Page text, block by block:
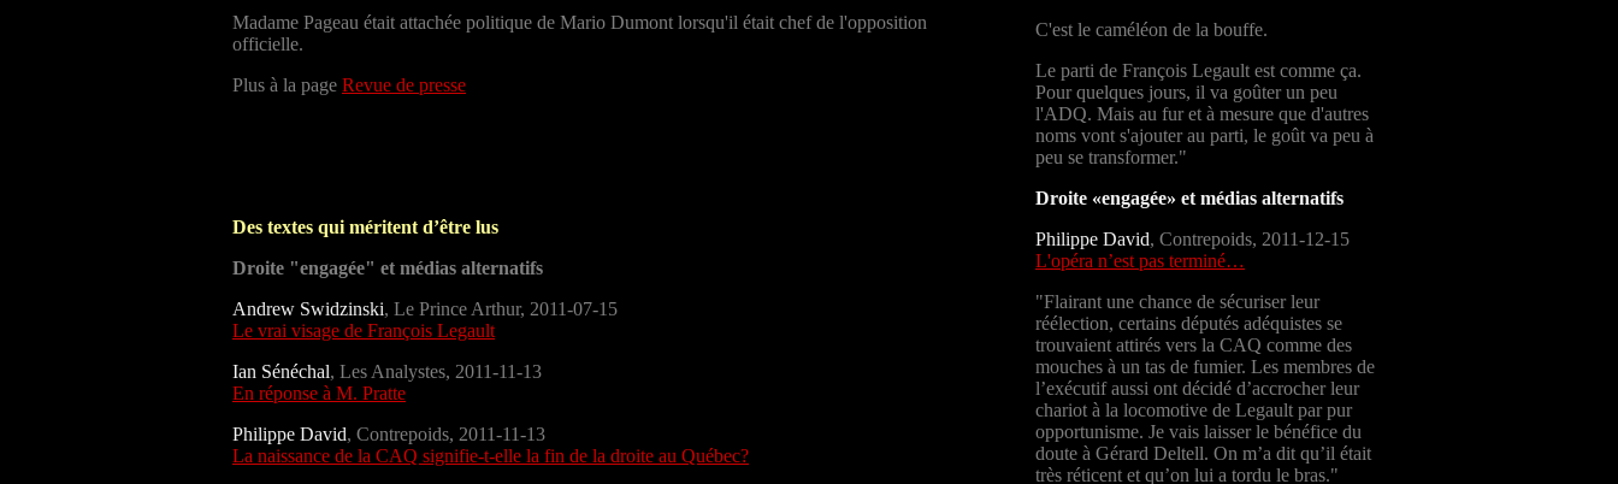
Madame Pageau était attachée politique de Mario Dumont lorsqu'il était chef de l'opposition
officielle.
Plus à la page Revue de presse
Des textes qui méritent d’être lus
Droite "engagée" et médias alternatifs
Andrew Swidzinski, Le Prince Arthur, 2011-07-15
Le vrai visage de François Legault
Ian Sénéchal, Les Analystes, 2011-11-13
En réponse à M. Pratte
Philippe David, Contrepoids, 2011-11-13
La naissance de la CAQ signifie-t-elle la fin de la droite au Québec?
C'est le caméléon de la bouffe.
Le parti de François Legault est comme ça.
Pour quelques jours, il va goûter un peu
l'ADQ. Mais au fur et à mesure que d'autres
noms vont s'ajouter au parti, le goût va peu à
peu se transformer."
Droite «engagée» et médias alternatifs
Philippe David, Contrepoids, 2011-12-15
L'opéra n’est pas terminé…
"Flairant une chance de sécuriser leur
réélection, certains députés adéquistes se
trouvaient attirés vers la CAQ comme des
mouches à un tas de fumier. Les membres de
l’exécutif aussi ont décidé d’accrocher leur
chariot à la locomotive de Legault par pur
opportunisme. Je vais laisser le bénéfice du
doute à Gérard Deltell. On m’a dit qu’il était
très réticent et qu’on lui a tordu le bras."